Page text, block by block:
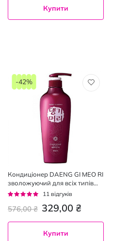
Купити
Кондиціонер DAENG GI MEO RI
зволожуючий для всіх типів
волосся 250 мл
Рейтинг:
11 відгуків
329,00 ₴
576,00 ₴
-42%
Купити